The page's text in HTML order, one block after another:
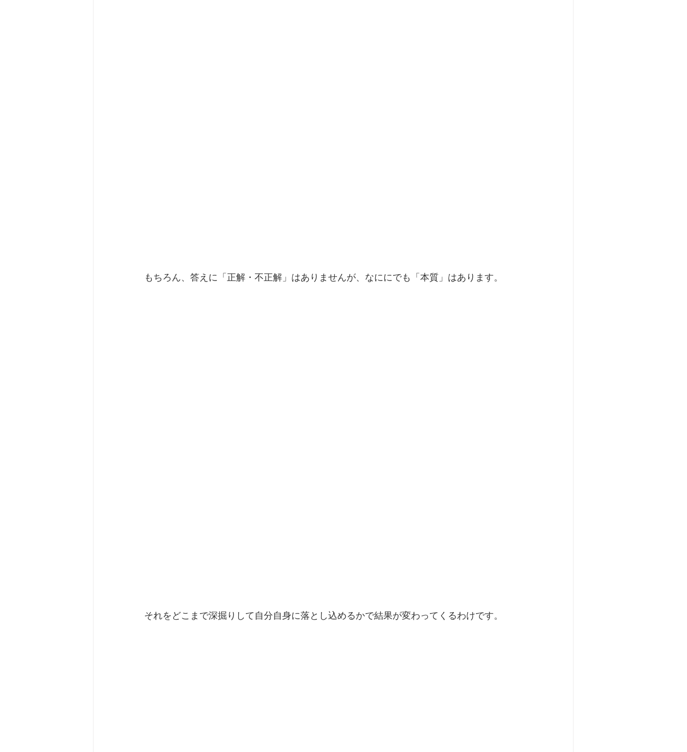
もちろん、答えに「正解・不正解」はありませんが、なににでも「本質」はあります。
それをどこまで深掘りして自分自身に落とし込めるかで結果が変わってくるわけです。